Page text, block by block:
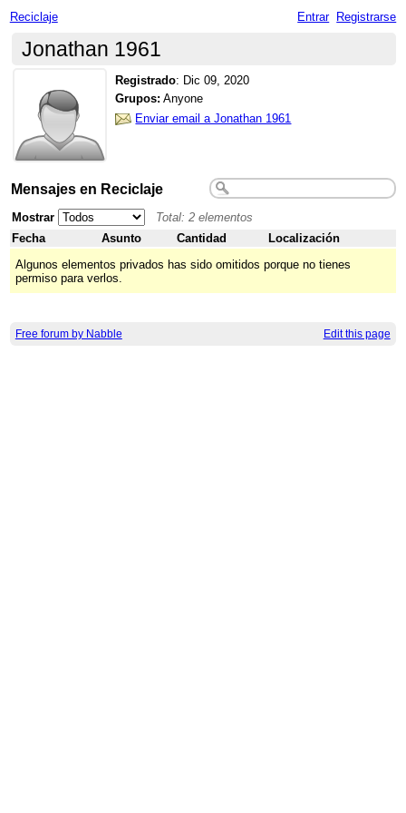
Reciclaje Entrar Registrarse
Jonathan 1961
Registrado: Dic 09, 2020
Grupos: Anyone
Enviar email a Jonathan 1961
Mensajes en Reciclaje
Mostrar
Total: 2 elementos
Fecha
Asunto Cantidad
Localización
Algunos elementos privados has sido omitidos porque no tienes
permiso para verlos.
Free forum by Nabble Edit this page